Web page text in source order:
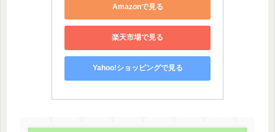
Amazonで見る
楽天市場で見る
Yahoo!ショッピングで見る